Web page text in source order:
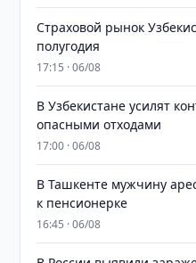
Страховой рынок
полугодия
17:15 · 06/08
В Узбекистане усилят
опасными отходами
17:00 · 06/08
В Ташкенте мужчину
к пенсионерке
16:45 · 06/08